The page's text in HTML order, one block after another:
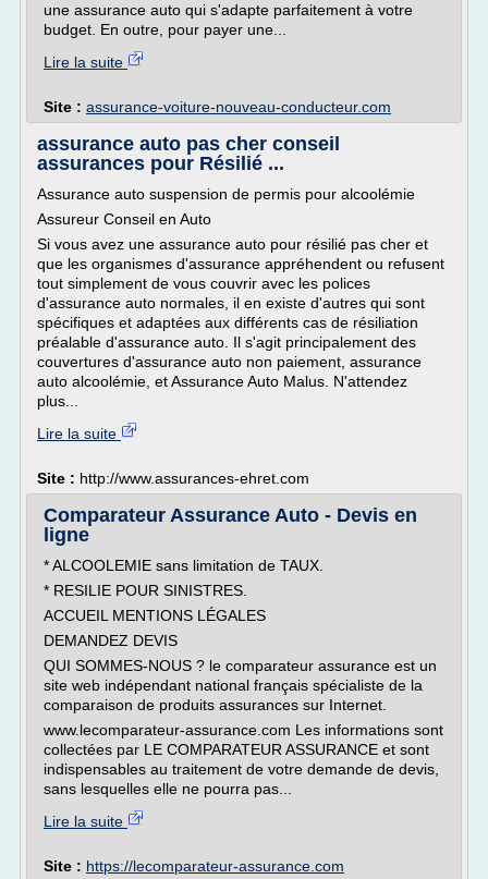
une assurance auto qui s'adapte parfaitement à votre
budget. En outre, pour payer une...
Lire la suite
Site : assurance-voiture-nouveau-conducteur.com
assurance auto pas cher conseil
assurances pour Résilié ...
Assurance auto suspension de permis pour alcoolémie
Assureur Conseil en Auto
Si vous avez une assurance auto pour résilié pas cher et
que les organismes d'assurance appréhendent ou refusent
tout simplement de vous couvrir avec les polices
d'assurance auto normales, il en existe d'autres qui sont
spécifiques et adaptées aux différents cas de résiliation
préalable d'assurance auto. Il s'agit principalement des
couvertures d'assurance auto non paiement, assurance
auto alcoolémie, et Assurance Auto Malus. N'attendez
plus...
Lire la suite
Site : http://www.assurances-ehret.com
Comparateur Assurance Auto - Devis en
ligne
* ALCOOLEMIE sans limitation de TAUX.
* RESILIE POUR SINISTRES.
ACCUEIL MENTIONS LÉGALES
DEMANDEZ DEVIS
QUI SOMMES-NOUS ? le comparateur assurance est un
site web indépendant national français spécialiste de la
comparaison de produits assurances sur Internet.
www.lecomparateur-assurance.com Les informations sont
collectées par LE COMPARATEUR ASSURANCE et sont
indispensables au traitement de votre demande de devis,
sans lesquelles elle ne pourra pas...
Lire la suite
Site : https://lecomparateur-assurance.com